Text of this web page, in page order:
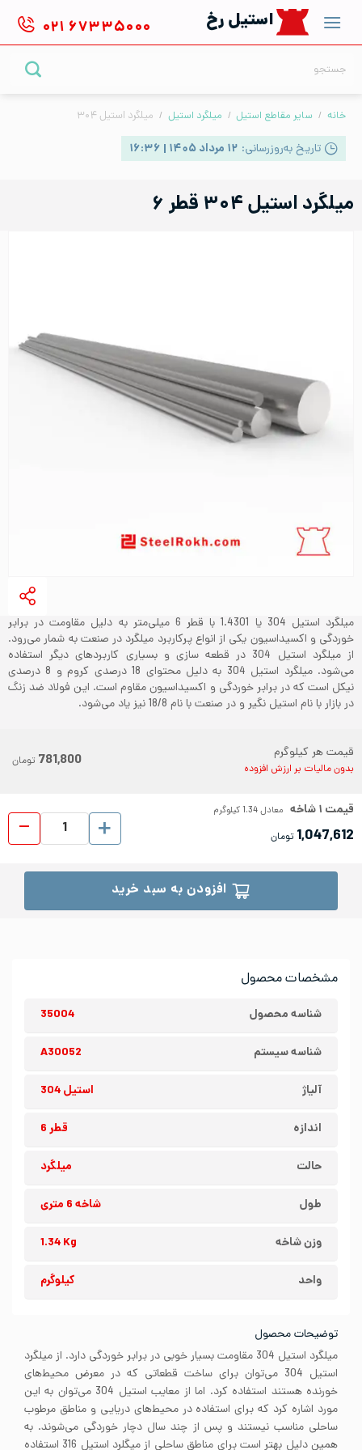
content
استیل رخ ۰۲۱ ۶۷۳۳۵۰۰۰
خانه / سایر مقاطع استیل / میلگرد استیل / میلگرد استیل ۳۰۴
تاریخ به‌روزرسانی: ۱۲ مرداد ۱۴۰۵ | ۱۶:۳۶
مشخصات محصول
شناسه محصول 35004
شناسه سیستم A30052
آلیاژ استیل 304
اندازه قطر 6
حالت میلگرد
طول شاخه 6 متری
وزن شاخه 1.34 Kg
واحد کیلوگرم
توضیحات محصول
میلگرد استیل 304 مقاومت بسیار خوبی در برابر خوردگی دارد. از میلگرد
استیل 304 می‌توان برای ساخت قطعاتی که در معرض محیط‌های
خورنده هستند استفاده کرد. اما از معایب استیل 304 می‌توان به این
مورد اشاره کرد که برای استفاده در محیط‌های دریایی و مناطق مرطوب
ساحلی مناسب نیستند و پس از چند سال دچار خوردگی می‌شوند. به
همین دلیل بهتر است برای مناطق ساحلی از میگلرد استیل 316 استفاده
میلگرد استیل ۳۰۴ قطر ۶
میلگرد استیل 304 یا 1.4301 با قطر 6 میلی‌متر به دلیل مقاومت در برابر
خوردگی و اکسیداسیون یکی از انواع پرکاربرد میلگرد‌ در صنعت به شمار می‌رود.
از میلگرد استیل 304 در قطعه سازی و بسیاری کاربردهای دیگر استفاده
می‌شود. میلگرد استیل 304 به دلیل محتوای 18 درصدی کروم و 8 درصدی
نیکل است که در برابر خوردگی و اکسیداسیون مقاوم است. این فولاد ضد زنگ
در بازار با نام استیل نگیر و در صنعت با نام 18/8 نیز یاد می‌‌شود.
قیمت هر کیلوگرم
بدون مالیات بر ارزش افزوده 781,800 تومان
قیمت ۱شاخه معادل1.34 کیلوگرم
1,047,612 تومان
افزودن به سبد خرید